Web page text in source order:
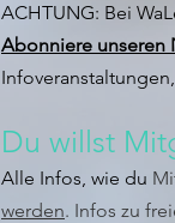
ACHTUNG: Bei
Abonniere unseren
Du willst
Alle Infos, wie du
werden. Infos zu